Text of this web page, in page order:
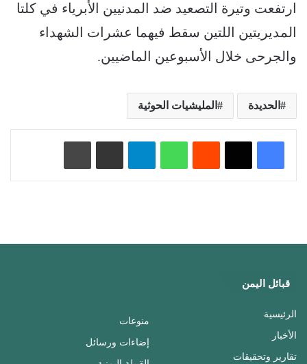
ارتفعت وتيرة التصعيد ضد المدنيين الأبرياء في كلتا
المديريتين اللتين سقط فيهما عشرات الشهداء
والجرحى خلال الأسبوعين الماضيين.
الحديدة المليشيات الحوثية
واتساب تيلقرام
قبائل اليمن
الرئيسية
الأخبار
تقارير وتحقيقات
منوعات
إضاءات ورسائل